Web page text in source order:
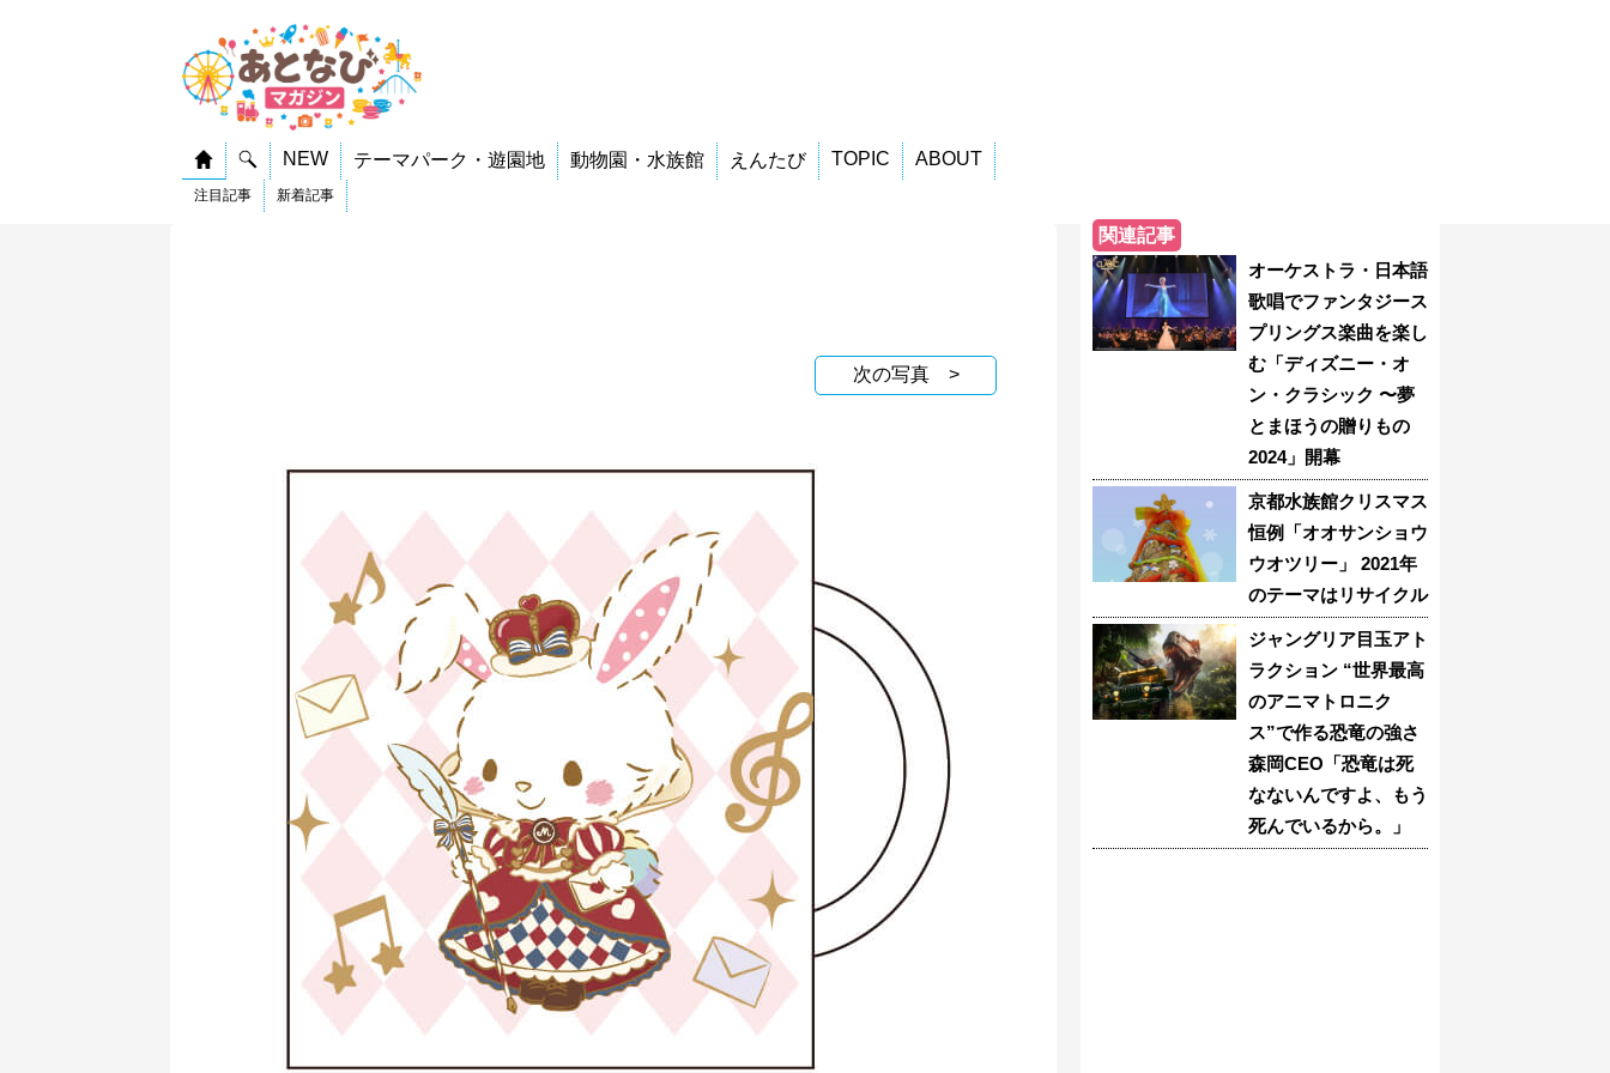
NEW テーマパーク・遊園地 動物園・水族館 えんたび TOPIC ABOUT
注目記事 新着記事
次の写真 >
関連記事
オーケストラ・日本語
歌唱でファンタジース
プリングス楽曲を楽し
む「ディズニー・オ
ン・クラシック 〜夢
とまほうの贈りもの
2024」開幕
京都水族館クリスマス
恒例「オオサンショウ
ウオツリー」 2021年
のテーマはリサイクル
ジャングリア目玉アト
ラクション “世界最高
のアニマトロニク
ス”で作る恐竜の強さ
森岡CEO「恐竜は死
なないんですよ、もう
死んでいるから。」